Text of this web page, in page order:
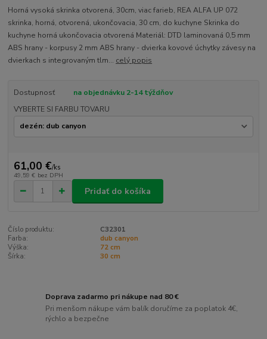
Horná vysoká skrinka otvorená, 30cm, viac farieb, REA ALFA UP 072
skrinka, horná, otvorená, ukončovacia, 30 cm, do kuchyne Skrinka do
kuchyne horná ukončovacia otvorená Materiál: DTD laminovaná 0,5 mm
ABS hrany - korpusy 2 mm ABS hrany - dvierka kovové úchytky závesy na
dvierkach s integrovaným tlm... celý popis
Dostupnosť
na objednávku 2-14 týždňov
VYBERTE SI FARBU TOVARU
61,00 €/ks
49,59 € bez DPH
Pridať do košíka
Číslo produktu:
C32301
Farba:
dub canyon
Výška:
72 cm
Šírka:
30 cm
Doprava zadarmo pri nákupe nad 80 €
Pri menšom nákupe vám balík doručíme za poplatok 4€,
rýchlo a bezpečne